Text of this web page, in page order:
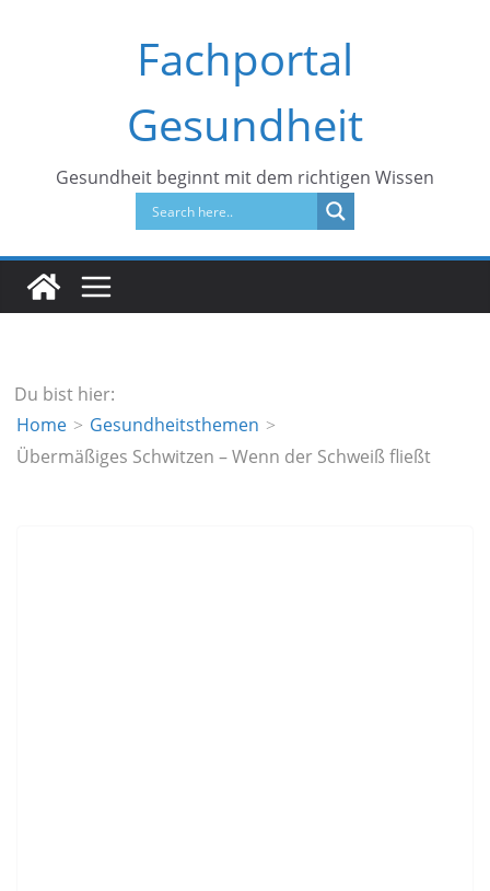
Fachportal
Gesundheit
Gesundheit beginnt mit dem richtigen Wissen
Du bist hier:
Home
Gesundheitsthemen
Übermäßiges Schwitzen – Wenn der Schweiß fließt